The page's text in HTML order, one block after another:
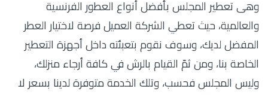
وهى تعطير المجلس بأفضل أنواع العطور الفرنسية
والعالمية، حيث تعطي الشركة العميل فرصة لاختيار العطر
المفضل لديك، وسوف نقوم بتعبئته داخل أجهزة التعطير
الخاصة بنا، ومن ثمّ القيام بالرش في كافة أرجاء منزلك،
وليس المجلس فحسب، وتلك الخدمة متوفرة لدينا بسعر لا